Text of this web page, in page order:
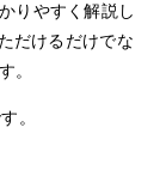
りやすく解説し
だけるだけでな
。
。